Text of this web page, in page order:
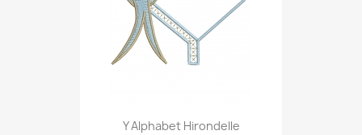
Y Alphabet Hirondelle